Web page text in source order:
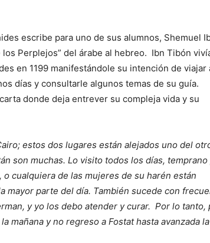
escribe para uno de sus alumnos, Shemuel
Perplejos” del árabe al hebreo. Ibn Tibón
en 1199 manifestándole su intención de viajar
días y consultarle algunos temas de su guía.
donde deja entrever su compleja vida y su
estos dos lugares están alejados uno del
son muchas. Lo visito todos los días, temprano
cualquiera de las mujeres de su harén están
mayor parte del día. También sucede con
y yo los debo atender y curar. Por lo tanto,
mañana y no regreso a Fostat hasta avanzada la